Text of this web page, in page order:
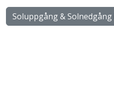
Soluppgång &